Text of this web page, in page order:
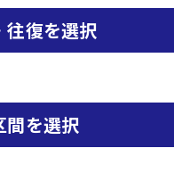
往復を選択
間を選択